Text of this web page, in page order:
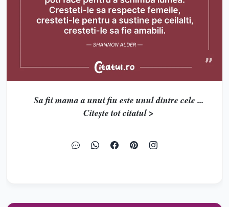
Sa fii mama a unui fiu este unul dintre cele ...
Citește tot citatul >